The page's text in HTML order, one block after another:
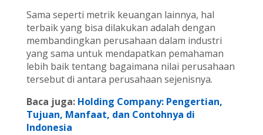
Sama seperti metrik keuangan lainnya, hal
terbaik yang bisa dilakukan adalah dengan
membandingkan perusahaan dalam industri
yang sama untuk mendapatkan pemahaman
lebih baik tentang bagaimana nilai perusahaan
tersebut di antara perusahaan sejenisnya.
Baca juga: Holding Company: Pengertian,
Tujuan, Manfaat, dan Contohnya di
Indonesia